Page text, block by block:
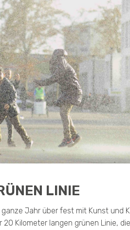
LINIE
Jahr über fest mit Kunst und
Kilometer langen grünen Linie,